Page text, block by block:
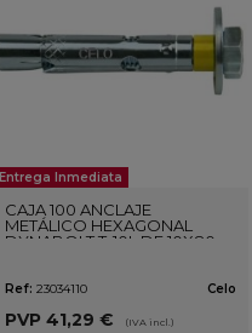
Entrega Inmediata
CAJA 100 ANCLAJE
METÁLICO HEXAGONAL
DYNABOLT T-10L DE 10X80
Ref: 23034110 Celo
PVP 41,29 € (IVA incl.)